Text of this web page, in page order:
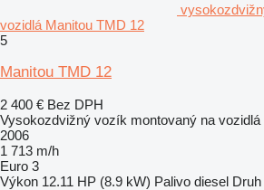
vozidlá Manitou TMD 12
5
Manitou TMD 12
2 400 € Bez DPH
Vysokozdvižný vozík montovaný na vozidlá
2006
1 713 m/h
Euro 3
Výkon 12.11 HP (8.9 kW) Palivo diesel